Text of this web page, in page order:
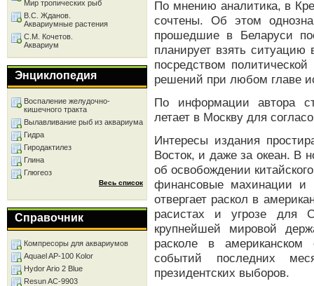
По мнению аналитика, в
сочтены. Об этом
прошедшие в Беларуси
планирует взять ситуацию
посредством
решений при любом главе
По информации автора
летает в Москву для
Интересы издания
Восток, и даже за океан. В
об освобождении
финансовые махинации и
отвергает раскол в
расистах и угрозе для
крупнейшей мировой
расколе в
событий последних
президентских выборов.
Мир тропических рыб
В.С. Жданов.
Аквариумные растения
С.М. Кочетов.
Аквариум
Энциклопедия
Воспаление желудочно-
кишечного тракта
Вылавливание рыб из аквариума
Гидра
Гиродактилез
Глина
Глюгеоз
Весь список
Справочник
Компресоры для аквариумов
Aquael AP-100 Kolor
Hydor Ario 2 Blue
Resun AC-9903